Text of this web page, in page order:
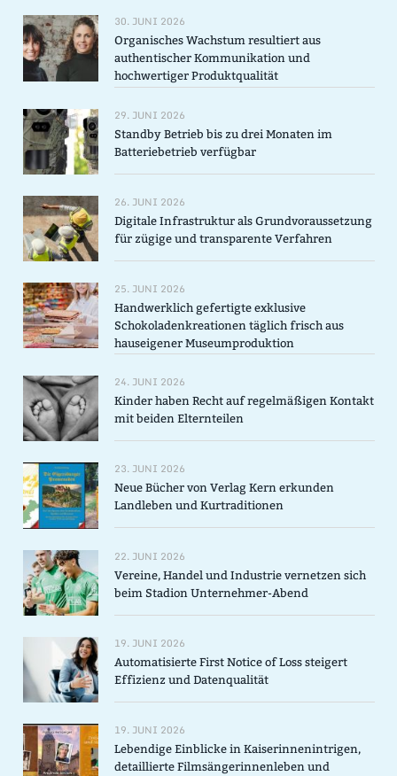
30. JUNI 2026
Organisches Wachstum resultiert aus
authentischer Kommunikation und
hochwertiger Produktqualität
29. JUNI 2026
Standby Betrieb bis zu drei Monaten im
Batteriebetrieb verfügbar
26. JUNI 2026
Digitale Infrastruktur als Grundvoraussetzung
für zügige und transparente Verfahren
25. JUNI 2026
Handwerklich gefertigte exklusive
Schokoladenkreationen täglich frisch aus
hauseigener Museumproduktion
24. JUNI 2026
Kinder haben Recht auf regelmäßigen Kontakt
mit beiden Elternteilen
23. JUNI 2026
Neue Bücher von Verlag Kern erkunden
Landleben und Kurtraditionen
22. JUNI 2026
Vereine, Handel und Industrie vernetzen sich
beim Stadion Unternehmer-Abend
19. JUNI 2026
Automatisierte First Notice of Loss steigert
Effizienz und Datenqualität
19. JUNI 2026
Lebendige Einblicke in Kaiserinnenintrigen,
detaillierte Filmsängerinnenleben und